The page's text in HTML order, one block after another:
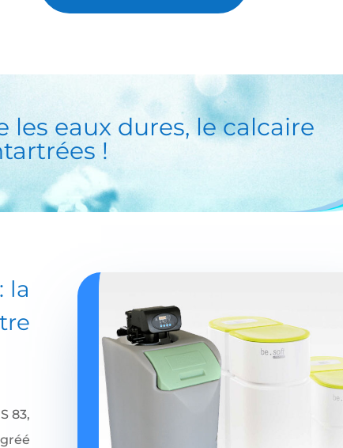
eaux dures, le calcaire
!
: la
83,